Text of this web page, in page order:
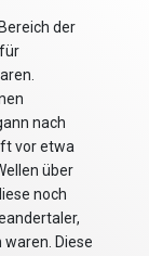
der
nach
vor etwa
über
noch
Diese